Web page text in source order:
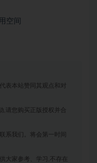
空间
表本站赞同其观点和对
,请您购买正版授权并合
系我们。将会第一时间
大家参考、学习,不存在